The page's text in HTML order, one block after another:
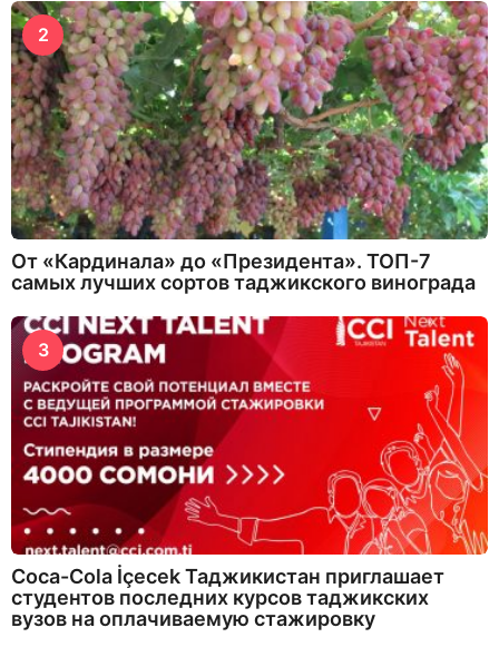
2
От «Кардинала» до «Президента». ТОП-7
самых лучших сортов таджикского винограда
3
Coca-Cola İçecek Таджикистан приглашает
студентов последних курсов таджикских
вузов на оплачиваемую стажировку